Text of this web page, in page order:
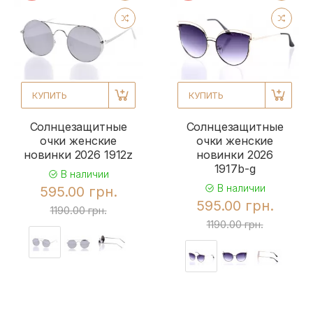
КУПИТЬ
Солнцезащитные
очки женские
новинки 2026 1912z
В наличии
595.00 грн.
1190.00 грн.
КУПИТЬ
Солнцезащитные
очки женские
новинки 2026
1917b-g
В наличии
595.00 грн.
1190.00 грн.